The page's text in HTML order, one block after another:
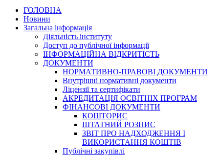
ГОЛОВНА
Новини
Загальна інформація
Діяльність інституту
Доступ до публічної інформації
ІНФОРМАЦІЙНА ВІДКРИТІСТЬ
ДОКУМЕНТИ
НОРМАТИВНО-ПРАВОВІ ДОКУМЕНТИ
Внутрішні нормативні документи
Ліцензії та сертифікати
АКРЕДИТАЦІЯ ОСВІТНІХ ПРОГРАМ
ФІНАНСОВІ ДОКУМЕНТИ
КОШТОРИС
ШТАТНИЙ РОЗПИС
ЗВІТ ПРО НАДХОДЖЕННЯ І
ВИКОРИСТАННЯ КОШТІВ
Публічні закупівлі